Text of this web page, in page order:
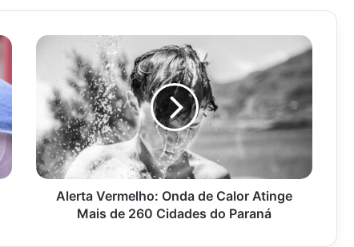
Alerta
Vermelho:
Calor
Atinge
Mais
de
260
CidadesAlerta Vermelho: Onda de Calor Atinge
Mais de 260 Cidades do Paraná